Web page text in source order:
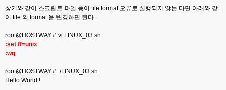
상기와 같이 스크립트 파일 등이 file format 오류로 실행되지 않는 다면 아래와 같
이 file 의 format 을 변경하면 된다.
root@HOSTWAY # vi LINUX_03.sh
:set ff=unix
:wq
root@HOSTWAY # ./LINUX_03.sh
Hello World !